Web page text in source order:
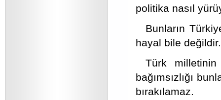
politika nasıl
Bunların
hayal bile
Türk
bağımsızlığı
bırakılamaz.